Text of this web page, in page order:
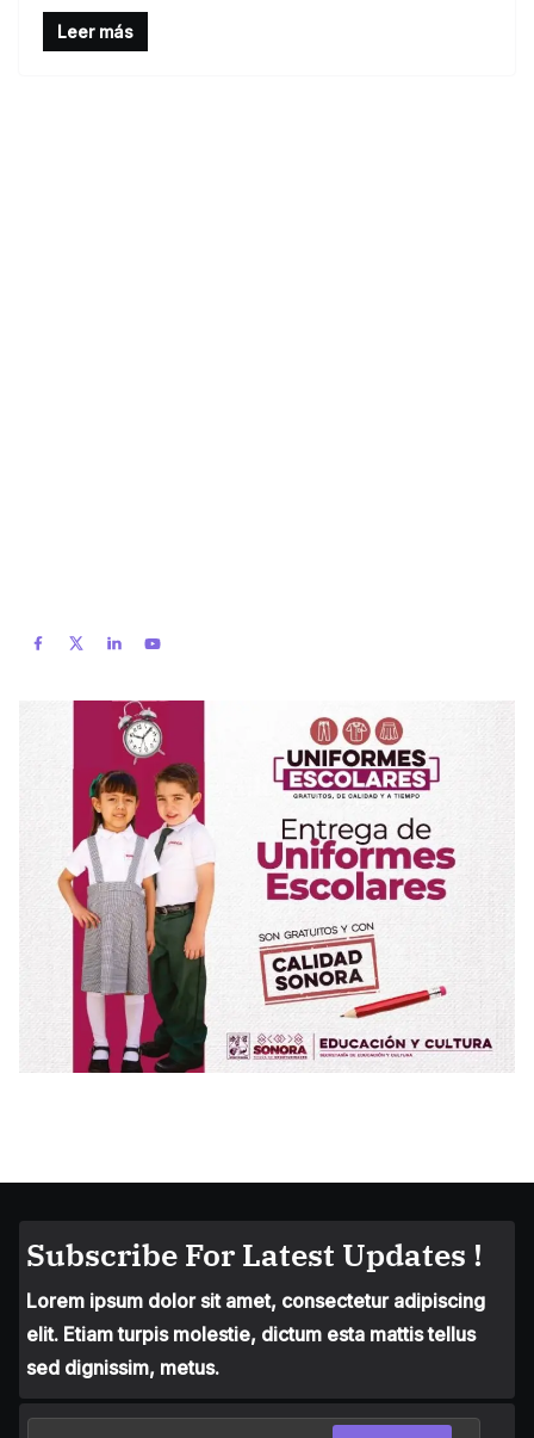
Leer más
importantes anuncios en el tema de salud
para la Universidad y para el municipio
Subscribe For Latest Updates !
Lorem ipsum dolor sit amet, consectetur adipiscing
elit. Etiam turpis molestie, dictum esta mattis tellus
sed dignissim, metus.